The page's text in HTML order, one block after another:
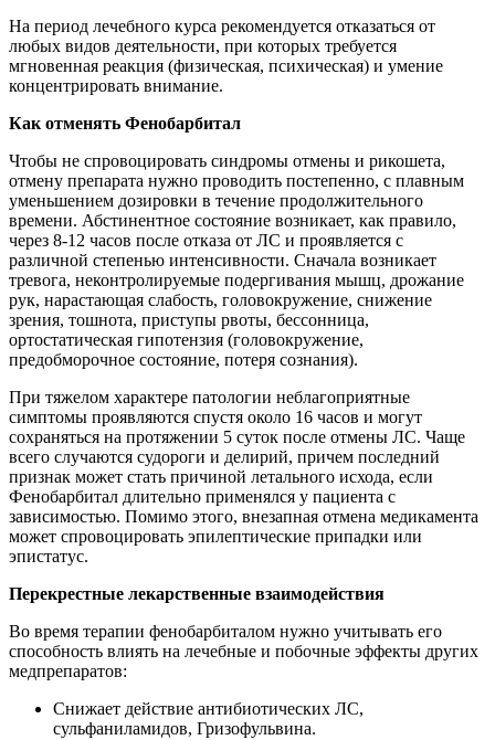
На период лечебного курса рекомендуется отказаться от
любых видов деятельности, при которых требуется
мгновенная реакция (физическая, психическая) и умение
концентрировать внимание.
Как отменять Фенобарбитал
Чтобы не спровоцировать синдромы отмены и рикошета,
отмену препарата нужно проводить постепенно, с плавным
уменьшением дозировки в течение продолжительного
времени. Абстинентное состояние возникает, как правило,
через 8-12 часов после отказа от ЛС и проявляется с
различной степенью интенсивности. Сначала возникает
тревога, неконтролируемые подергивания мышц, дрожание
рук, нарастающая слабость, головокружение, снижение
зрения, тошнота, приступы рвоты, бессонница,
ортостатическая гипотензия (головокружение,
предобморочное состояние, потеря сознания).
При тяжелом характере патологии неблагоприятные
симптомы проявляются спустя около 16 часов и могут
сохраняться на протяжении 5 суток после отмены ЛС. Чаще
всего случаются судороги и делирий, причем последний
признак может стать причиной летального исхода, если
Фенобарбитал длительно применялся у пациента с
зависимостью. Помимо этого, внезапная отмена медикамента
может спровоцировать эпилептические припадки или
эпистатус.
Перекрестные лекарственные взаимодействия
Во время терапии фенобарбиталом нужно учитывать его
способность влиять на лечебные и побочные эффекты других
медпрепаратов:
Снижает действие антибиотических ЛС,
сульфаниламидов, Гризофульвина.